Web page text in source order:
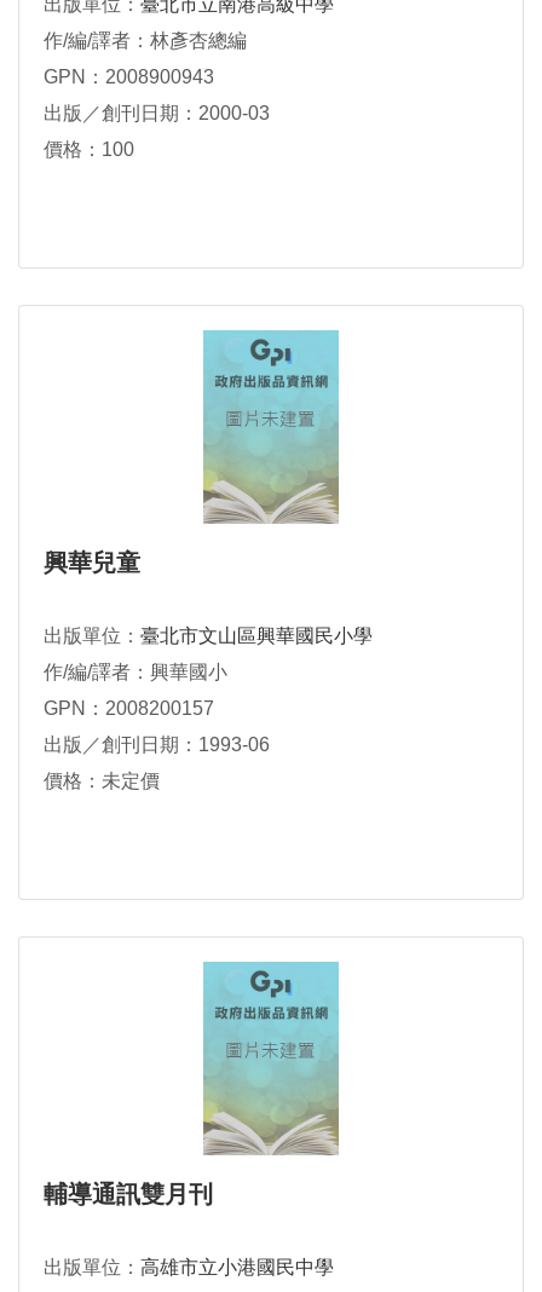
出版單位： 臺北市立南港高級中學
作/編/譯者：林彥杏總編
GPN：2008900943
出版／創刊日期：2000-03
價格：100
興華兒童
出版單位： 臺北市文山區興華國民小學
作/編/譯者：興華國小
GPN：2008200157
出版／創刊日期：1993-06
價格：未定價
輔導通訊雙月刊
出版單位： 高雄市立小港國民中學